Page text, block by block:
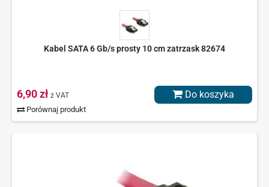
Kabel SATA 6 Gb/s prosty 10 cm zatrzask 82674
6,90 zł z VAT
Porównaj produkt
Do koszyka